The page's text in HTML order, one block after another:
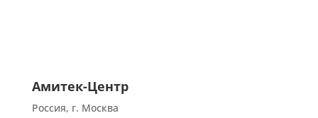
Амитек-Центр
Россия, г. Москва